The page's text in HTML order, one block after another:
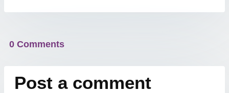
0 Comments
Post a comment